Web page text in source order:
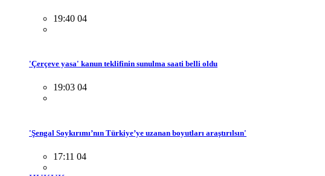
19:40 04
'Çerçeve yasa' kanun teklifinin sunulma saati belli oldu
19:03 04
'Şengal Soykırımı’nın Türkiye’ye uzanan boyutları araştırılsın'
17:11 04